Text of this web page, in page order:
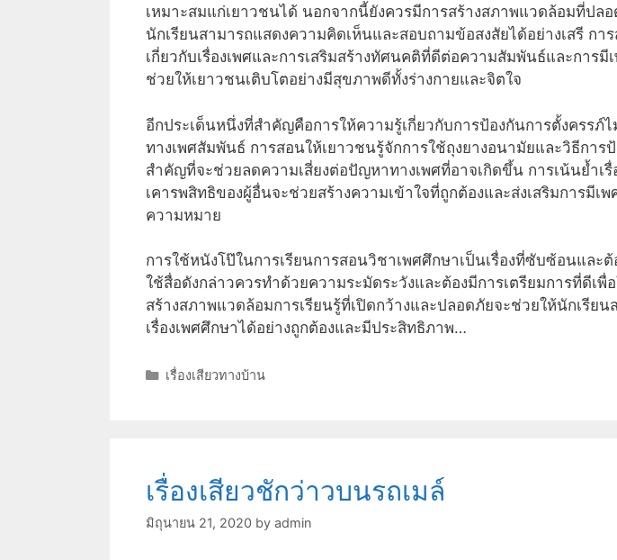
เหมาะสมแก่เยาวชนได้ นอกจากนี้ยังควรมีการสร้างสภาพแวดล้อมที่ปลอ
นักเรียนสามารถแสดงความคิดเห็นและสอบถามข้อสงสัยได้อย่างเสรี กา
เกี่ยวกับเรื่องเพศและการเสริมสร้างทัศนคติที่ดีต่อความสัมพันธ์และการ
ช่วยให้เยาวชนเติบโตอย่างมีสุขภาพดีทั้งร่างกายและจิตใจ
อีกประเด็นหนึ่งที่สำคัญคือการให้ความรู้เกี่ยวกับการป้องกันการตั้งครรภ์
ทางเพศสัมพันธ์ การสอนให้เยาวชนรู้จักการใช้ถุงยางอนามัยและวิธีการ
สำคัญที่จะช่วยลดความเสี่ยงต่อปัญหาทางเพศที่อาจเกิดขึ้น การเน้นย้ำเ
เคารพสิทธิของผู้อื่นจะช่วยสร้างความเข้าใจที่ถูกต้องและส่งเสริมการมี
ความหมาย
การใช้หนังโป๊ในการเรียนการสอนวิชาเพศศึกษาเป็นเรื่องที่ซับซ้อนและ
ใช้สื่อดังกล่าวควรทำด้วยความระมัดระวังและต้องมีการเตรียมการที่ดีเพื่
สร้างสภาพแวดล้อมการเรียนรู้ที่เปิดกว้างและปลอดภัยจะช่วยให้นักเรียน
เรื่องเพศศึกษาได้อย่างถูกต้องและมีประสิทธิภาพ…
Categories
เรื่องเสียวทางบ้าน
เรื่องเสียวชักว่าวบนรถเมล์
มิถุนายน 21, 2020 by admin